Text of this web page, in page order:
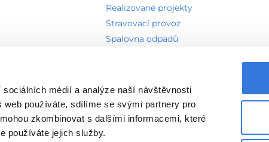
médií a analýze naší návštěvnosti
používáte, sdílíme se svými partnery pro
zkombinovat s dalšími informacemi, které
používáte jejich služby.
Realizované projekty
Stravovací provoz
Spalovna odpadů
informovaných souhlasůNastavení Cookies